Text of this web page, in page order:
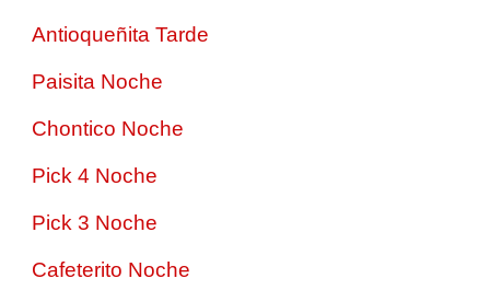
Antioqueñita Tarde
Paisita Noche
Chontico Noche
Pick 4 Noche
Pick 3 Noche
Cafeterito Noche